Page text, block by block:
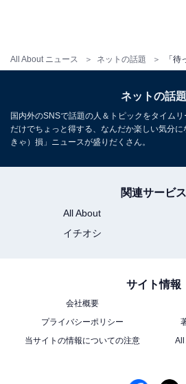
All About ニュース ネットの話題
ネットの話題
国内外のSNSで話題の人＆トピックをタイム
だけでちょっと得する、なんだか楽しい気分
きゃ）損」ニュースが盛りだくさん。
関連サービス
All About
イチオシ
サイト情報
会社概要
プライバシーポリシー
当サイトの情報についての注意
All